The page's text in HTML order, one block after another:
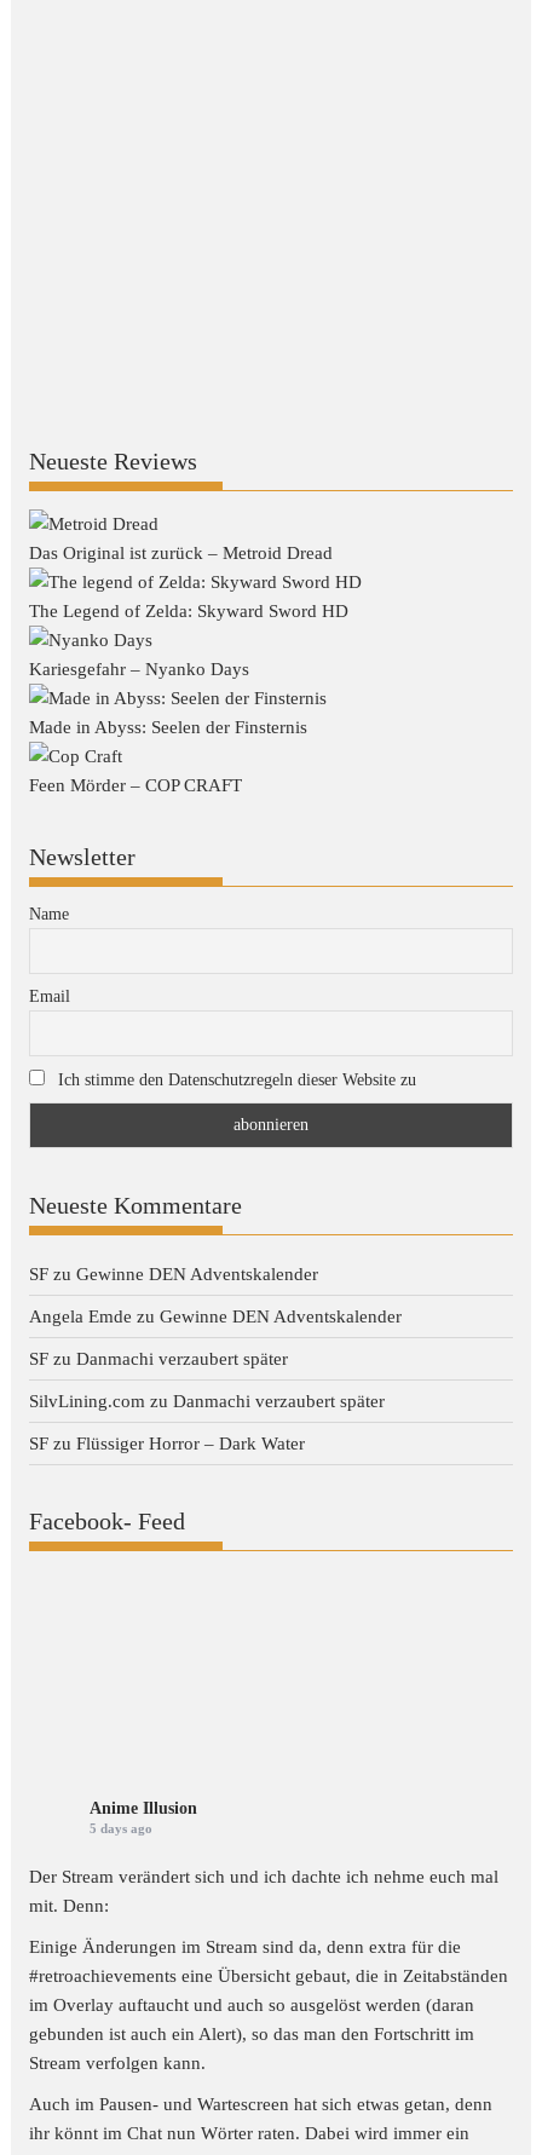
Neueste Reviews
Das Original ist zurück – Metroid Dread
The Legend of Zelda: Skyward Sword HD
Kariesgefahr – Nyanko Days
Made in Abyss: Seelen der Finsternis
Feen Mörder – COP CRAFT
Newsletter
Name
Email
Ich stimme den Datenschutzregeln dieser Website zu
Neueste Kommentare
SF zuGewinne DEN Adventskalender
Angela Emde zuGewinne DEN Adventskalender
SF zuDanmachi verzaubert später
SilvLining.com zuDanmachi verzaubert später
SF zuFlüssiger Horror – Dark Water
Facebook- Feed
Anime Illusion
5 days ago
Der Stream verändert sich und ich dachte ich nehme euch mal
mit. Denn:
Einige Änderungen im Stream sind da, denn extra für die
#retroachievements eine Übersicht gebaut, die in Zeitabständen
im Overlay auftaucht und auch so ausgelöst werden (daran
gebunden ist auch ein Alert), so das man den Fortschritt im
Stream verfolgen kann.
Auch im Pausen- und Wartescreen hat sich etwas getan, denn
ihr könnt im Chat nun Wörter raten. Dabei wird immer ein